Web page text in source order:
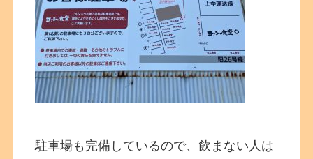
駐車場も完備しているので、飲まない人は